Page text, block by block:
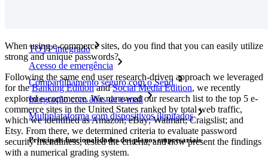
TOTP integrado
Acesso de emergência
Compartilhamento seguro com o Send
Integração com alias de e-mail
Multiplataforma com dispositivos ilimitados
Principais funcionalidades dos planos empresariais
When using e-commerce sites, do you find that you can easily utilize
strong and unique passwords?
Following the same end user research-driven approach we leveraged
for theBanking EditionandSocial Media Edition, we recently
explored e-commerce. We narrowed our research list to the top 5 e-
commerce sites in the United States ranked by total web traffic,
which we identified as Amazon; eBay; Walmart; Craigslist; and
Etsy. From there, we determined criteria to evaluate password
security friendliness, tested the criteria, and now present the findings
with a numerical grading system.